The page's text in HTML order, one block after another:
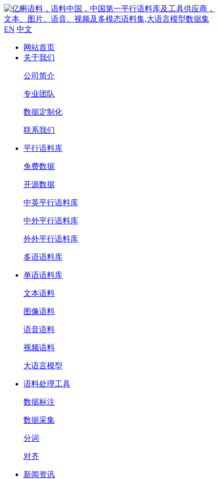
EN 中文
网站首页
关于我们
公司简介
专业团队
数据定制化
联系我们
平行语料库
免费数据
开源数据
中英平行语料库
中外平行语料库
外外平行语料库
多语语料库
单语语料库
文本语料
图像语料
语音语料
视频语料
大语言模型
语料处理工具
数据标注
数据采集
分词
对齐
新闻资讯